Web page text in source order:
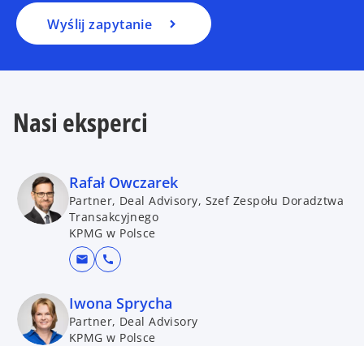
Wyślij zapytanie
Nasi eksperci
Rafał Owczarek
Partner, Deal Advisory, Szef Zespołu Doradztwa
Transakcyjnego
KPMG w Polsce
mail call
Iwona Sprycha
Partner, Deal Advisory
KPMG w Polsce